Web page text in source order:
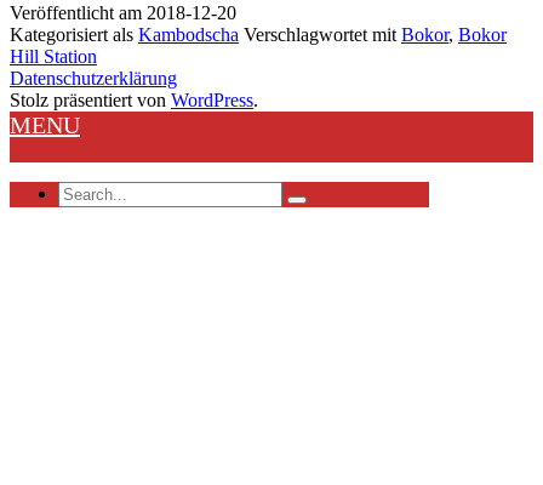
Veröffentlicht am 2018-12-20
Kategorisiert als Kambodscha Verschlagwortet mit Bokor, Bokor
Hill Station
Datenschutzerklärung
Stolz präsentiert von WordPress.
MENU